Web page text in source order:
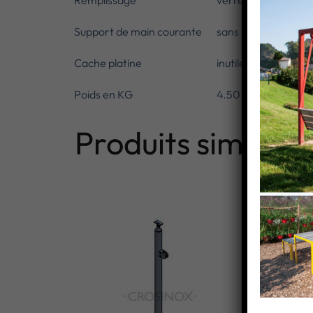
Support de main courante sans
Cache platine inutile
Poids en KG 4.50
Produits